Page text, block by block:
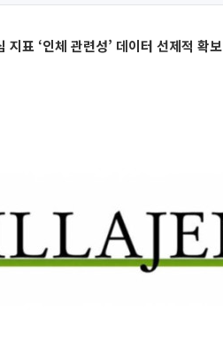
표 ‘인체 관련성’ 데이터 선제적 확보